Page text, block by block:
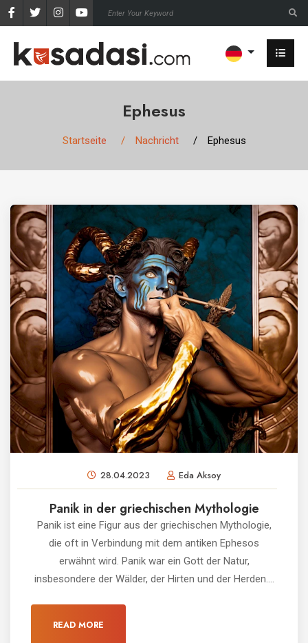
Ephesus
Startseite Nachricht Ephesus
28.04.2023 Eda Aksoy
Panik in der griechischen Mythologie
Panik ist eine Figur aus der griechischen Mythologie,
die oft in Verbindung mit dem antiken Ephesos
erwähnt wird. Panik war ein Gott der Natur,
insbesondere der Wälder, der Hirten und der Herden....
READ MORE